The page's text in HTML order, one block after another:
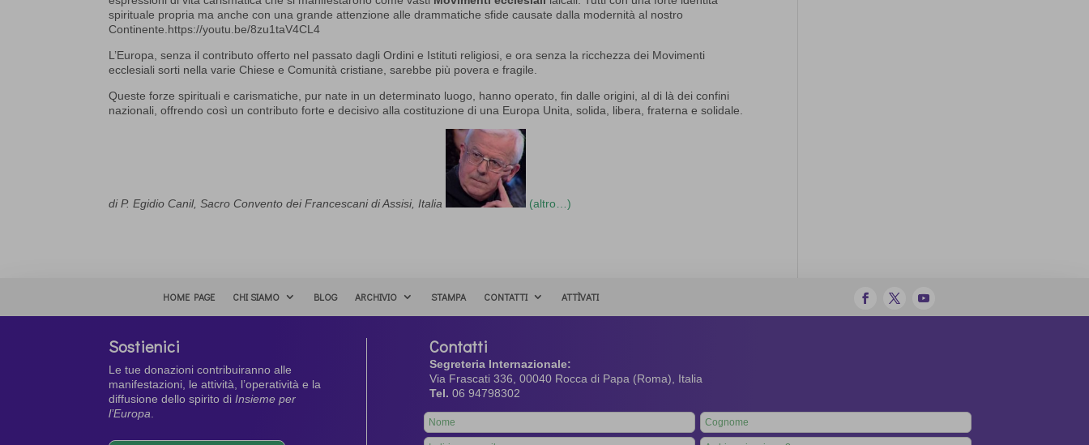
spirituale propria ma anche con una grande attenzione alle drammatiche sfide causate dalla modernità al nostro
Continente.https://youtu.be/8zu1taV4CL4
L’Europa, senza il contributo offerto nel passato dagli Ordini e Istituti religiosi, e ora senza la ricchezza dei Movimenti
ecclesiali sorti nella varie Chiese e Comunità cristiane, sarebbe più povera e fragile.
Queste forze spirituali e carismatiche, pur nate in un determinato luogo, hanno operato, fin dalle origini, al di là dei confini
nazionali, offrendo così un contributo forte e decisivo alla costituzione di una Europa Unita, solida, libera, fraterna e solidale.
di P. Egidio Canil, Sacro Convento dei Francescani di Assisi, Italia (altro…)
HOME PAGE CHI SIAMO BLOG ARCHIVIO STAMPA CONTATTI ATTÌVATI
Sostienici
Le tue donazioni contribuiranno alle
manifestazioni, le attività, l’operatività e la
diffusione dello spirito diInsieme per
l’Europa
Contatti
Segreteria Internazionale:
Via Frascati 336, 00040 Rocca di Papa (Roma), Italia
Tel. 06 94798302
Leave
this